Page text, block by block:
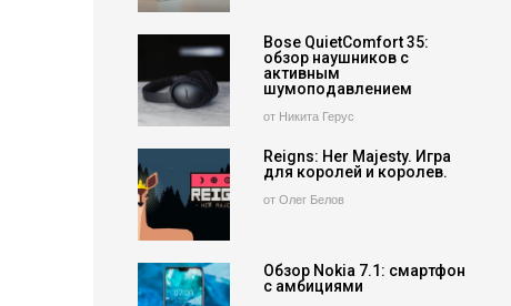
Bose QuietComfort 35:
обзор наушников с
активным
шумоподавлением
от Никита Герус
Reigns: Her Majesty. Игра
для королей и королев.
от Олег Белов
Обзор Nokia 7.1: смартфон
с амбициями